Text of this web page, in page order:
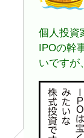
個人投資
IPOの幹
いですが